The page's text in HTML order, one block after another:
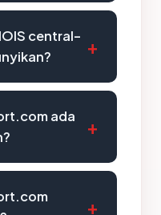
central-
ada